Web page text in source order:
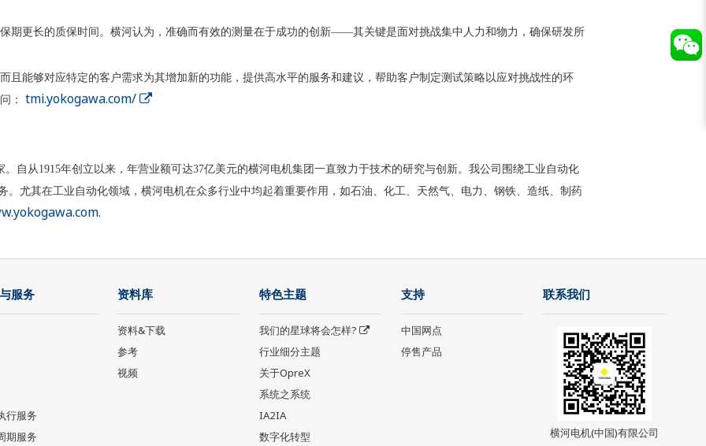
期更长的质保时间。横河认为，准确而有效的测量在于成功的创新——其关键是面对挑战集中人力和物力，确保研发所
且能够对应特定的客户需求为其增加新的功能，提供高水平的服务和建议，帮助客户制定测试策略以应对挑战性的环
：
tmi.yokogawa.com/
自从1915年创立以来，年营业额可达37亿美元的横河电机集团一直致力于技术的研究与创新。我公司围绕工业自动化
尤其在工业自动化领域，横河电机在众多行业中均起着重要作用，如石油、化工、天然气、电力、钢铁、造纸、制药
.
服务
行服务
期服务
资料库
资料&下载
参考
视频
特色主题
我们的星球将会怎样?
行业细分主题
关于OpreX
系统之系统
IA2IA
数字化转型
支持
中国网点
停售产品
联系我们
横河电机(中国)有限公司